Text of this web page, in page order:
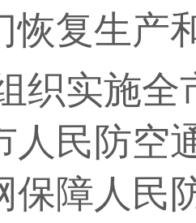
恢复生产
织实施
人民防空
保障人民